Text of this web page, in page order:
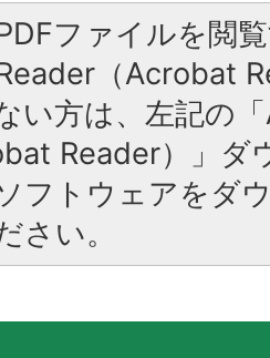
ファイルを閲
（Acrobat
い方は、左記の
Reader）」ダ
フトウェアをダ
さい。